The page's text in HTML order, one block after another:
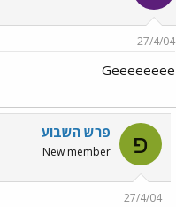
27/4/04
Geeeeeeee
פ פרש השבוע
New member
27/4/04